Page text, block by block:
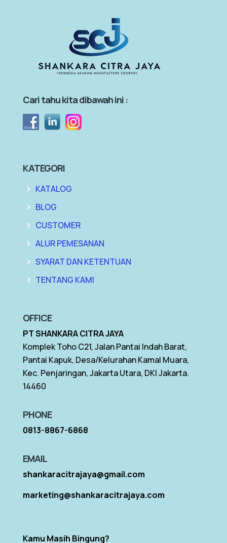
Cari tahu kita dibawah ini :
KATEGORI
KATALOG
BLOG
CUSTOMER
ALUR PEMESANAN
SYARAT DAN KETENTUAN
TENTANG KAMI
OFFICE
PT SHANKARA CITRA JAYA
Komplek Toho C21, Jalan Pantai Indah Barat,
Pantai Kapuk, Desa/Kelurahan Kamal Muara,
Kec. Penjaringan, Jakarta Utara, DKI Jakarta.
14460
PHONE
0813-8867-6868
EMAIL
shankaracitrajaya@gmail.com
marketing@shankaracitrajaya.com
Kamu Masih Bingung?